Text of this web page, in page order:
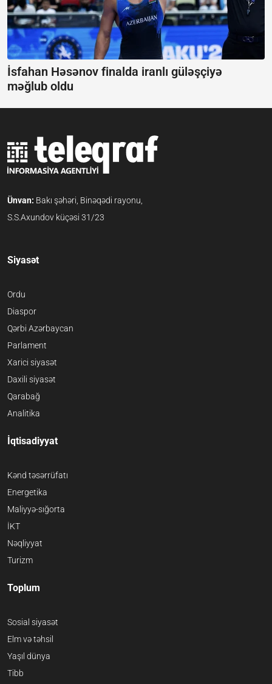
İsfahan Həsənov finalda iranlı güləşçiyə
məğlub oldu
Ünvan: Bakı şəhəri, Binəqədi rayonu,
S.S.Axundov küçəsi 31/23
Siyasət
Ordu
Diaspor
Qərbi Azərbaycan
Parlament
Xarici siyasət
Daxili siyasət
Qarabağ
Analitika
İqtisadiyyat
Kənd təsərrüfatı
Energetika
Maliyyə-sığorta
İKT
Nəqliyyat
Turizm
Toplum
Sosial siyasət
Elm və təhsil
Yaşıl dünya
Tibb